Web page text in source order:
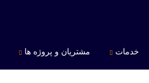
خدمات مشتریان و پروژه ها